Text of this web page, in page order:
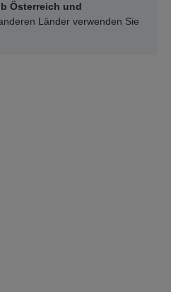
Österreich und
Länder verwenden Sie